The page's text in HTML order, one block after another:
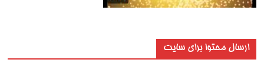
ارسال محتوا برای سایت